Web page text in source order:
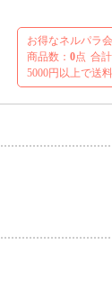
お得なネルパラ
商品数： 0点 合計
5000円以上で送